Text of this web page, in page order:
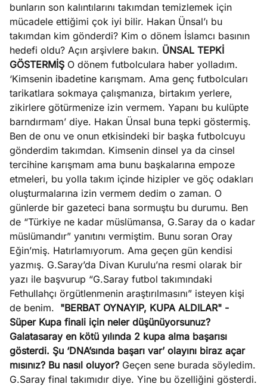
bunların son kalıntılarını takımdan temizlemek için
mücadele ettiğimi çok iyi bilir. Hakan Ünsal’ı bu
takımdan kim gönderdi? Kim o dönem İslamcı basının
hedefi oldu? Açın arşivlere bakın. ÜNSAL TEPKİ
GÖSTERMİŞ O dönem futbolculara haber yolladım.
‘Kimsenin ibadetine karışmam. Ama genç futbolcuları
tarikatlara sokmaya çalışmanıza, birtakım yerlere,
zikirlere götürmenize izin vermem. Yapanı bu kulüpte
barndırmam’ diye. Hakan Ünsal buna tepki göstermiş.
Ben de onu ve onun etkisindeki bir başka futbolcuyu
gönderdim takımdan. Kimsenin dinsel ya da cinsel
tercihine karışmam ama bunu başkalarına empoze
etmeleri, bu yolla takım içinde hizipler ve göç odakları
oluşturmalarına izin vermem dedim o zaman. O
günlerde bir gazeteci bana sormuştu bu durumu. Ben
de “Türkiye ne kadar müslümansa, G.Saray da o kadar
müslümandır” yanıtını vermiştim. Bunu soran Oray
Eğin’miş. Hatırlamıyorum. Ama geçen gün kendisi
yazmış. G.Saray’da Divan Kurulu’na resmi olarak bir
yazı ile başvurup “G.Saray futbol takımındaki
Fethullahçı örgütlenmenin araştırılmasını” isteyen kişi
de benim. "BERBAT OYNAYIP, KUPA ALDILAR" -
Süper Kupa finali için neler düşünüyorsunuz?
Galatasaray en kötü yılında 2 kupa alma başarısı
gösterdi. Şu ‘DNA’sında başarı var’ olayını biraz açar
mısınız? Bu nasıl oluyor? Geçen sene burada söyledim.
G.Saray final takımıdır diye. Yine bu özelliğini gösterdi.